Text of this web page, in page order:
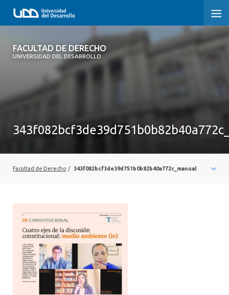
FACULTAD DE DERECHO
UNIVERSIDAD DEL DESARROLLO
FACULTAD DE DERECHO
SOBRE LA FACULTAD
INTERNACIONAL
Facultad de Derecho / 343f082bcf3de39d751b0b82b40a772c_manual